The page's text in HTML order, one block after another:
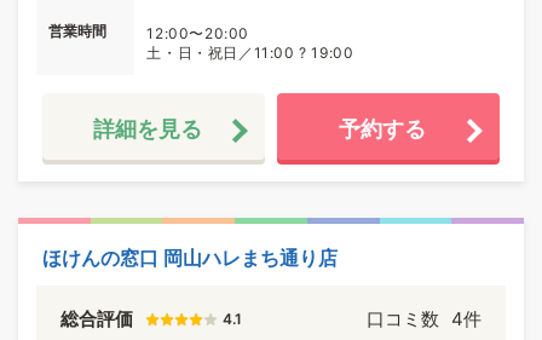
営業時間
12:00〜20:00
土・日・祝日／11:00 ? 19:00
詳細を見る 予約する
ほけんの窓口 岡山ハレまち通り店
総合評価 4.1 口コミ数 4件